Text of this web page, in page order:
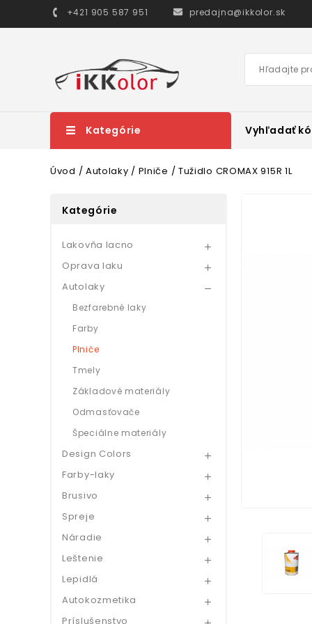
+421 905 587 951 predajna@ikkolor.sk
Kategórie Vyhľadať
Úvod Autolaky Plniče Tužidlo CROMAX 915R 1L
Kategórie
Lakovňa lacno 
Oprava laku 
Autolaky 
Bezfarebné laky
Farby
Plniče
Tmely
Základové materiály
Odmasťovače
Špeciálne materiály
Design Colors 
Farby-laky 
Brusivo 
Spreje 
Náradie 
Leštenie 
Lepidlá 
Autokozmetika 
Príslušenstvo